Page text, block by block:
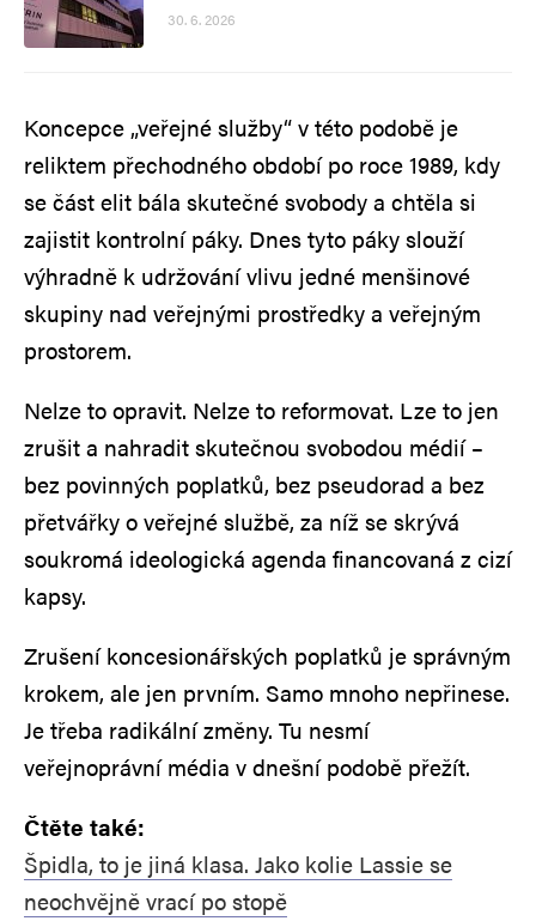
30. 6. 2026
Koncepce „veřejné služby“ v této podobě je
reliktem přechodného období po roce 1989, kdy
se část elit bála skutečné svobody a chtěla si
zajistit kontrolní páky. Dnes tyto páky slouží
výhradně k udržování vlivu jedné menšinové
skupiny nad veřejnými prostředky a veřejným
prostorem.
Nelze to opravit. Nelze to reformovat. Lze to jen
zrušit a nahradit skutečnou svobodou médií –
bez povinných poplatků, bez pseudorad a bez
přetvářky o veřejné službě, za níž se skrývá
soukromá ideologická agenda financovaná z cizí
kapsy.
Zrušení koncesionářských poplatků je správným
krokem, ale jen prvním. Samo mnoho nepřinese.
Je třeba radikální změny. Tu nesmí
veřejnoprávní média v dnešní podobě přežít.
Čtěte také:
Špidla, to je jiná klasa. Jako kolie Lassie se
neochvějně vrací po stopě